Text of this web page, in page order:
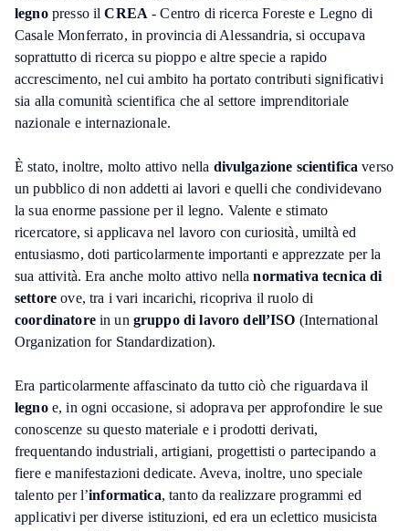
legnopresso ilCREA - Centro di ricerca Foreste e Legno di
Casale Monferrato, in provincia di Alessandria, si occupava
soprattutto di ricerca su pioppo e altre specie a rapido
accrescimento, nel cui ambito ha portato contributi significativi
sia alla comunità scientifica che al settore imprenditoriale
nazionale e internazionale.
È stato, inoltre, molto attivo nella divulgazione scientifica verso
un pubblico di non addetti ai lavori e quelli che condividevano
la sua enorme passione per il legno. Valente e stimato
ricercatore, si applicava nel lavoro con curiosità, umiltà ed
entusiasmo, doti particolarmente importanti e apprezzate per la
sua attività. Era anche molto attivo nellanormativa tecnica di
settore ove, tra i vari incarichi, ricopriva il ruolo di
coordinatorein un gruppo di lavoro dell’ISO (International
Organization for Standardization).
Era particolarmente affascinato da tutto ciò che riguardava il
legnoe, in ogni occasione, si adoprava per approfondire le sue
conoscenze su questo materiale e i prodotti derivati,
frequentando industriali, artigiani, progettisti o partecipando a
fiere e manifestazioni dedicate. Aveva, inoltre, uno speciale
talento per l’informatica, tanto da realizzare programmi ed
applicativi per diverse istituzioni, ed era un eclettico musicista